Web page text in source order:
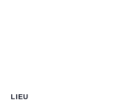
LIEU